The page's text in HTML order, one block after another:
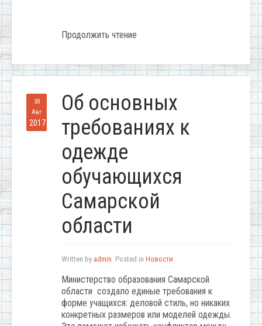
Продолжить чтение
30
Авг
2017
Об основных
требованиях к
одежде
обучающихся
Самарской
области
Written by admin . Posted in Новости
Министерство образования Самарской
области создало единые требования к
форме учащихся: деловой стиль, но никаких
конкретных размеров или моделей одежды.